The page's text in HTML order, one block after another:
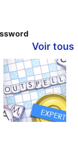
Voir tous